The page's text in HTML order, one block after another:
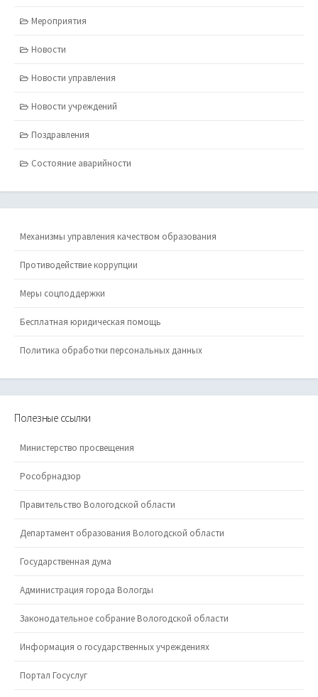
Мероприятия
Новости
Новости управления
Новости учреждений
Поздравления
Состояние аварийности
Механизмы управления качеством образования
Противодействие коррупции
Меры соцподдержки
Бесплатная юридическая помощь
Политика обработки персональных данных
Полезные ссылки
Министерство просвещения
Рособрнадзор
Правительство Вологодской области
Департамент образования Вологодской области
Государственная дума
Администрация города Вологды
Законодательное собрание Вологодской области
Информация о государственных учреждениях
Портал Госуслуг